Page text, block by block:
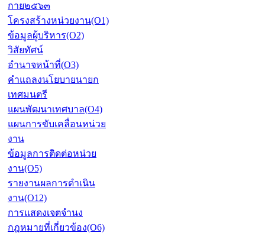
กาย๒๕๖๓
โครงสร้างหน่วยงาน(O1)
ข้อมูลผู้บริหาร(O2)
วิสัยทัศน์
อำนาจหน้าที่(O3)
คำแถลงนโยบายนายก
เทศมนตรี
แผนพัฒนาเทศบาล(O4)
แผนการขับเคลื่อนหน่วย
งาน
ข้อมูลการติดต่อหน่วย
งาน(O5)
รายงานผลการดำเนิน
งาน(O12)
การแสดงเจตจำนง
กฎหมายที่เกี่ยวข้อง(O6)